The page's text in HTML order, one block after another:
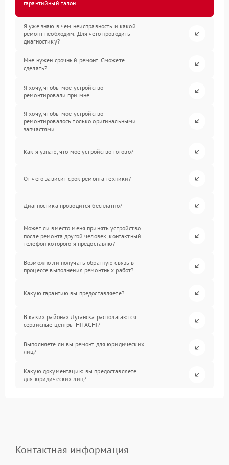
гарантийный талон.
Я уже знаю в чем неисправность и какой
ремонт необходим. Для чего проводить
диагностику?
Мне нужен срочный ремонт. Сможете
сделать?
Я хочу, чтобы мое устройство
ремонтировали при мне.
Я хочу, чтобы мое устройство
ремонтировалось только оригинальными
запчастями.
Как я узнаю, что мое устройство готово?
От чего зависит срок ремонта техники?
Диагностика проводится бесплатно?
Может ли вместо меня принять устройство
после ремонта другой человек, контактный
телефон которого я предоставлю?
Возможно ли получать обратную связь в
процессе выполнения ремонтных работ?
Какую гарантию вы предоставляете?
В каких районах Луганска располагаются
сервисные центры HITACHI?
Выполняете ли вы ремонт для юридических
лиц?
Какую документацию вы предоставляете
для юридических лиц?
Контактная информация